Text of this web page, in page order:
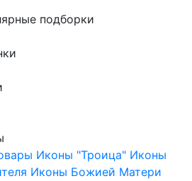
подборки
Иконы "Троица" Иконы
Иконы Божией Матери